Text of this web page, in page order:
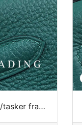
/tasker fra LONGCHAMP